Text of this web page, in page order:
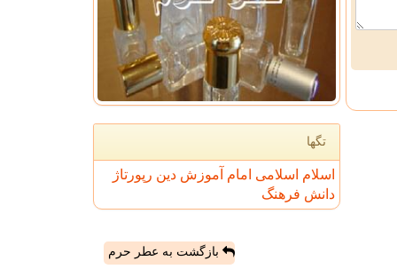
تگها
اسلام اسلامی امام آموزش دین رپورتاژ
دانش فرهنگ
بازگشت به عطر حرم